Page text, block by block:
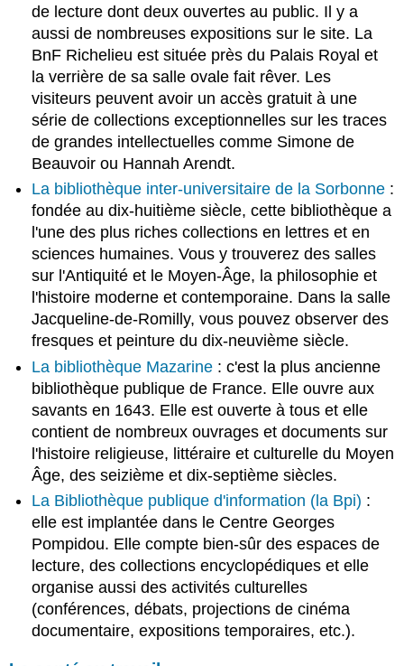
de lecture dont deux ouvertes au public. Il y a
aussi de nombreuses expositions sur le site. La
BnF Richelieu est située près du Palais Royal et
la verrière de sa salle ovale fait rêver. Les
visiteurs peuvent avoir un accès gratuit à une
série de collections exceptionnelles sur les traces
de grandes intellectuelles comme Simone de
Beauvoir ou Hannah Arendt.
La bibliothèque inter-universitaire de la Sorbonne :
fondée au dix-huitième siècle, cette bibliothèque a
l'une des plus riches collections en lettres et en
sciences humaines. Vous y trouverez des salles
sur l'Antiquité et le Moyen-Âge, la philosophie et
l'histoire moderne et contemporaine. Dans la salle
Jacqueline-de-Romilly, vous pouvez observer des
fresques et peinture du dix-neuvième siècle.
La bibliothèque Mazarine : c'est la plus ancienne
bibliothèque publique de France. Elle ouvre aux
savants en 1643. Elle est ouverte à tous et elle
contient de nombreux ouvrages et documents sur
l'histoire religieuse, littéraire et culturelle du Moyen
Âge, des seizième et dix-septième siècles.
La Bibliothèque publique d'information (la Bpi) :
elle est implantée dans le Centre Georges
Pompidou. Elle compte bien-sûr des espaces de
lecture, des collections encyclopédiques et elle
organise aussi des activités culturelles
(conférences, débats, projections de cinéma
documentaire, expositions temporaires, etc.).